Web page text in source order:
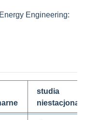
Engineering:
studia